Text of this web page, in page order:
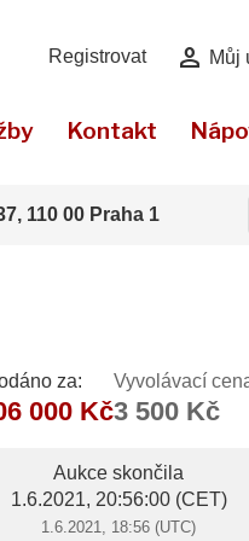
Registrovat person Můj
Kontakt
110 00 Praha 1
za:
000 Kč
Vyvolávací
3 500 Kč
Aukce skončila
1.6.2021, 20:56:00(CET)
1.6.2021, 18:56 (UTC)